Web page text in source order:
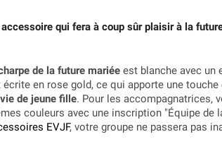
accessoire qui fera à coup sûr plaisir à la
de la future mariée est blanche avec un
écrite en rose gold, ce qui apporte une
de jeune fille. Pour les accompagnatrices,
couleurs avec une inscription "Équipe de
EVJF, votre groupe ne passera pas